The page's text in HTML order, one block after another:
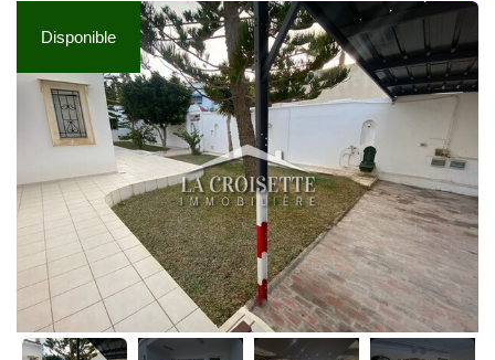
Disponible